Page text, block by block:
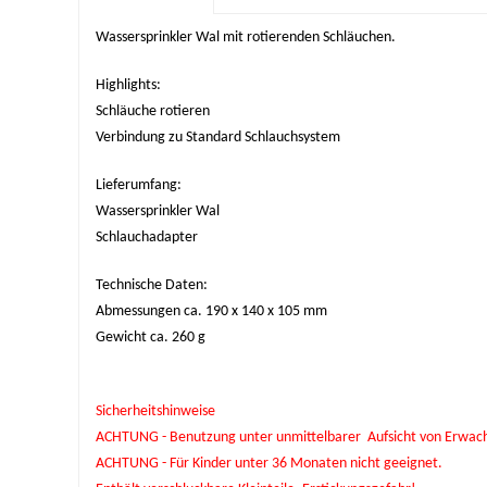
Wassersprinkler Wal mit rotierenden Schläuchen.
Highlights:
Schläuche rotieren
Verbindung zu Standard Schlauchsystem
Lieferumfang:
Wassersprinkler Wal
Schlauchadapter
Technische Daten:
Abmessungen ca. 190 x 140 x 105 mm
Gewicht ca. 260 g
Sicherheitshinweise
ACHTUNG - Benutzung unter unmittelbarer Aufsicht von
ACHTUNG - Für Kinder unter 36 Monaten nicht geeignet.